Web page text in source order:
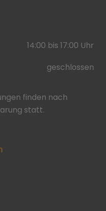
14:00 bis 17:00 Uhr
geschlossen
finden nach
statt.